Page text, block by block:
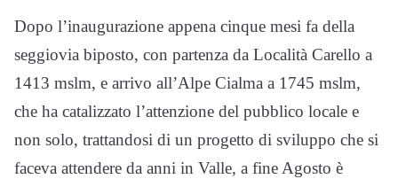
Dopo l’inaugurazione appena cinque mesi fa della
seggiovia biposto, con partenza da Località Carello a
1413 mslm, e arrivo all’Alpe Cialma a 1745 mslm,
che ha catalizzato l’attenzione del pubblico locale e
non solo, trattandosi di un progetto di sviluppo che si
faceva attendere da anni in Valle, a fine Agosto è